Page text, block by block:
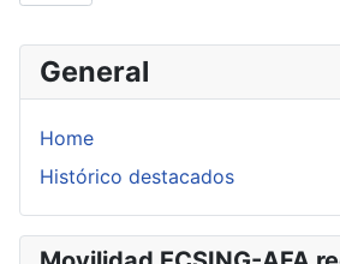
General
Home
Histórico destacados